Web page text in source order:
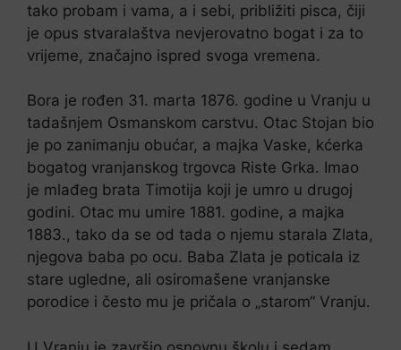
tako probam i vama, a i sebi, približiti pisca, čiji
je opus stvaralaštva nevjerovatno bogat i za to
vrijeme, značajno ispred svoga vremena.
Bora je rođen 31. marta 1876. godine u Vranju u
tadašnjem Osmanskom carstvu. Otac Stojan bio
je po zanimanju obućar, a majka Vaske, kćerka
bogatog vranjanskog trgovca Riste Grka. Imao
je mlađeg brata Timotija koji je umro u drugoj
godini. Otac mu umire 1881. godine, a majka
1883., tako da se od tada o njemu starala Zlata,
njegova baba po ocu. Baba Zlata je poticala iz
stare ugledne, ali osiromašene vranjanske
porodice i često mu je pričala o „starom“ Vranju.